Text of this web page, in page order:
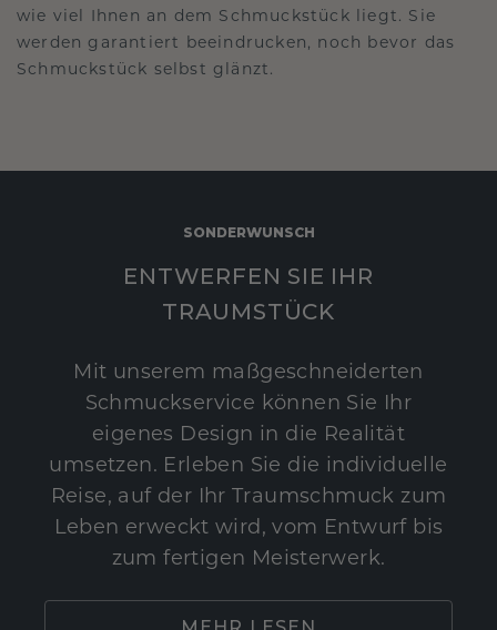
wie viel Ihnen an dem Schmuckstück liegt. Sie
werden garantiert beeindrucken, noch bevor das
Schmuckstück selbst glänzt.
SONDERWUNSCH
ENTWERFEN SIE IHR
TRAUMSTÜCK
Mit unserem maßgeschneiderten
Schmuckservice können Sie Ihr
eigenes Design in die Realität
umsetzen. Erleben Sie die individuelle
Reise, auf der Ihr Traumschmuck zum
Leben erweckt wird, vom Entwurf bis
zum fertigen Meisterwerk.